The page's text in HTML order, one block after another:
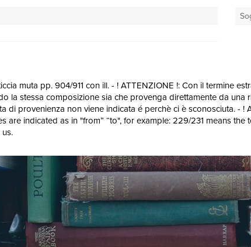
muta pp. 904/911 con ill. - ! ATTENZIONE !: Con il termine
la stessa composizione sia che provenga direttamente da
provenienza non viene indicata é perchè ci è sconosciuta. - !
are indicated as in "from” “to", for example: 229/231 means